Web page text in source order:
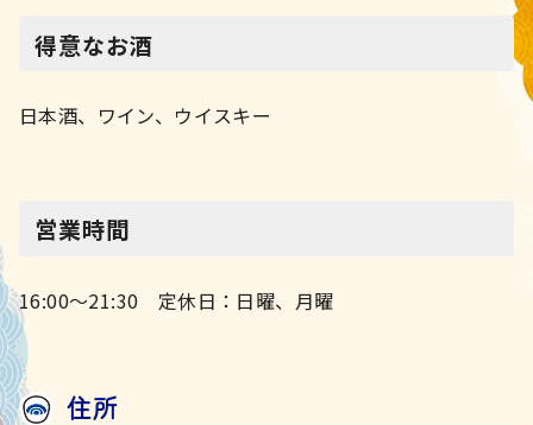
得意なお酒
日本酒、ワイン、ウイスキー
営業時間
16:00～21:30 定休日：日曜、月曜
住所